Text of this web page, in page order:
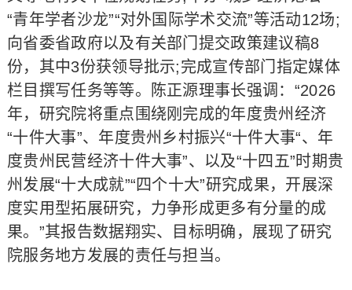
“青年学者沙龙”“对外国际学术交流”等活动12场;
向省委省政府以及有关部门提交政策建议稿8
份，其中3份获领导批示;完成宣传部门指定媒体
栏目撰写任务等等。陈正源理事长强调：“2026
年，研究院将重点围绕刚完成的年度贵州经济
“十件大事”、年度贵州乡村振兴“十件大事“、年
度贵州民营经济十件大事”、以及“十四五”时期贵
州发展“十大成就”“四个十大”研究成果，开展深
度实用型拓展研究，力争形成更多有分量的成
果。”其报告数据翔实、目标明确，展现了研究
院服务地方发展的责任与担当。